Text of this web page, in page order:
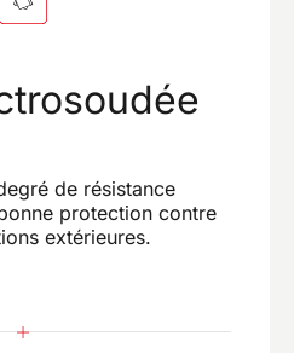
de résistance
protection contre
extérieures.